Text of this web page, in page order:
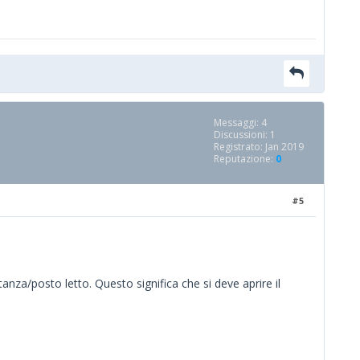
Messaggi: 4
Discussioni: 1
Registrato: Jan 2019
Reputazione: 0
#5
posto letto. Questo significa che si deve aprire il